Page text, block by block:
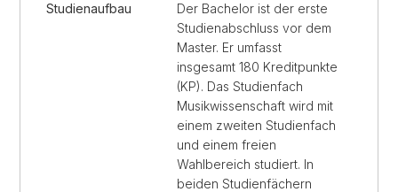
Studienaufbau
Der Bachelor ist der erste
Studienabschluss vor dem
Master. Er umfasst
insgesamt 180 Kreditpunkte
(KP). Das Studienfach
Musikwissenschaft wird mit
einem zweiten Studienfach
und einem freien
Wahlbereich studiert. In
beiden Studienfächern